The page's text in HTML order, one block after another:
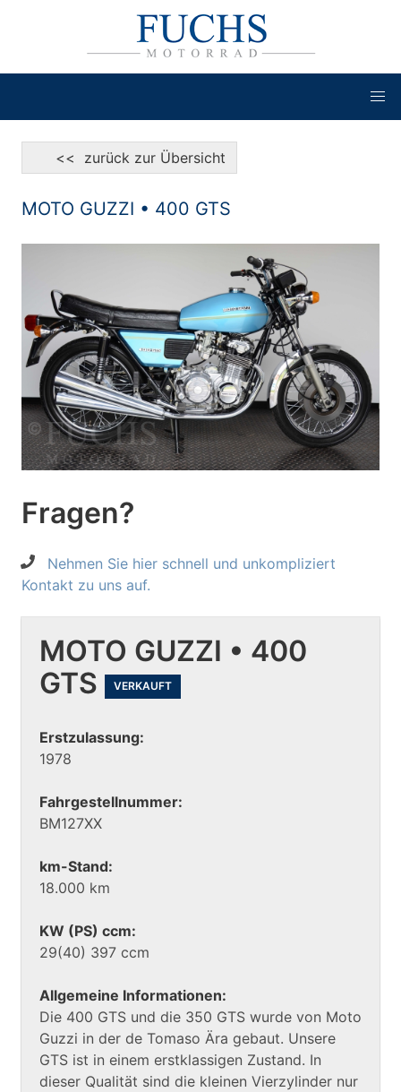
<< zurück zur Übersicht
MOTO GUZZI • 400 GTS
Fragen?
Nehmen Sie hier schnell und unkompliziert
Kontakt zu uns auf.
MOTO GUZZI • 400
GTS
VERKAUFT
Erstzulassung:
1978
Fahrgestellnummer:
BM127XX
km-Stand:
18.000 km
KW (PS) ccm:
29(40) 397 ccm
Allgemeine Informationen:
Die 400 GTS und die 350 GTS wurde von Moto
Guzzi in der de Tomaso Ära gebaut. Unsere
GTS ist in einem erstklassigen Zustand. In
dieser Qualität sind die kleinen Vierzylinder nur